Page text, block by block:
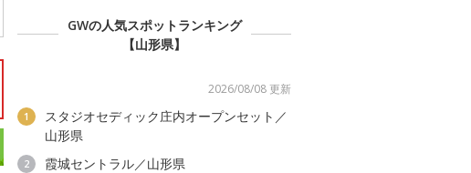
GWの人気スポットランキング
【山形県】
2026/08/08 更新
1
スタジオセディック庄内オープンセット／
山形県
2
霞城セントラル／山形県